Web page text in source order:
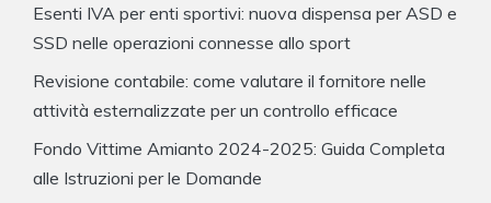
Esenti IVA per enti sportivi: nuova dispensa per ASD e
SSD nelle operazioni connesse allo sport
Revisione contabile: come valutare il fornitore nelle
attività esternalizzate per un controllo efficace
Fondo Vittime Amianto 2024-2025: Guida Completa
alle Istruzioni per le Domande